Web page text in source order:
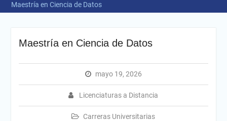
Maestría en Ciencia de Datos
Maestría en Ciencia de Datos
mayo 19, 2026
Licenciaturas a Distancia
Carreras Universitarias